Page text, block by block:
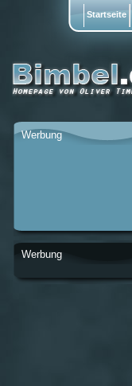
Werbung
Werbung
Startseite